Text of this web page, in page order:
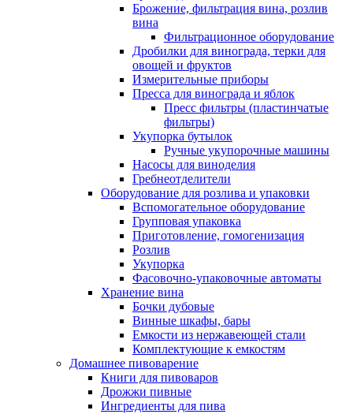
Брожение, фильтрация вина, розлив
вина
Фильтрационное оборудование
Дробилки для винограда, терки для
овощей и фруктов
Измерительные приборы
Пресса для винограда и яблок
Пресс фильтры (пластинчатые
фильтры)
Укупорка бутылок
Ручные укупорочные машины
Насосы для виноделия
Гребнеотделители
Оборудование для розлива и упаковки
Вспомогательное оборудование
Групповая упаковка
Приготовление, гомогенизация
Розлив
Укупорка
Фасовочно-упаковочные автоматы
Хранение вина
Бочки дубовые
Винные шкафы, бары
Емкости из нержавеющей стали
Комплектующие к емкостям
Домашнее пивоварение
Книги для пивоваров
Дрожжи пивные
Ингредиенты для пива